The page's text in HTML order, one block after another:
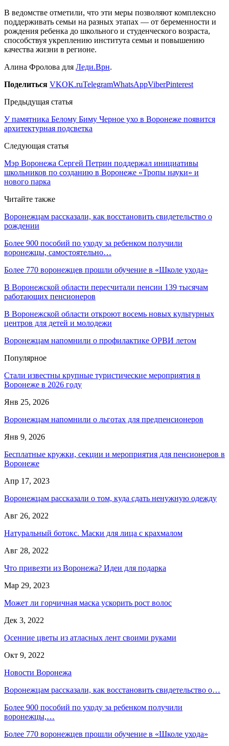
В ведомстве отметили, что эти меры позволяют комплексно
поддерживать семьи на разных этапах — от беременности и
рождения ребенка до школьного и студенческого возраста,
способствуя укреплению института семьи и повышению
качества жизни в регионе.
Алина Фролова для Леди.Врн.
Поделиться VKOK.ruTelegramWhatsAppViberPinterest
Предыдущая статья
У памятника Белому Биму Черное ухо в Воронеже появится
архитектурная подсветка
Следующая статья
Мэр Воронежа Сергей Петрин поддержал инициативы
школьников по созданию в Воронеже «Тропы науки» и
нового парка
Читайте также
Воронежцам рассказали, как восстановить свидетельство о
рождении
Более 900 пособий по уходу за ребенком получили
воронежцы, самостоятельно…
Более 770 воронежцев прошли обучение в «Школе ухода»
В Воронежской области пересчитали пенсии 139 тысячам
работающих пенсионеров
В Воронежской области откроют восемь новых культурных
центров для детей и молодежи
Воронежцам напомнили о профилактике ОРВИ летом
Популярное
Стали известны крупные туристические мероприятия в
Воронеже в 2026 году
Янв 25, 2026
Воронежцам напомнили о льготах для предпенсионеров
Янв 9, 2026
Бесплатные кружки, секции и мероприятия для пенсионеров в
Воронеже
Апр 17, 2023
Воронежцам рассказали о том, куда сдать ненужную одежду
Авг 26, 2022
Натуральный ботокс. Маски для лица с крахмалом
Авг 28, 2022
Что привезти из Воронежа? Идеи для подарка
Мар 29, 2023
Может ли горчичная маска ускорить рост волос
Дек 3, 2022
Осенние цветы из атласных лент своими руками
Окт 9, 2022
Новости Воронежа
Воронежцам рассказали, как восстановить свидетельство о…
Более 900 пособий по уходу за ребенком получили
воронежцы,…
Более 770 воронежцев прошли обучение в «Школе ухода»